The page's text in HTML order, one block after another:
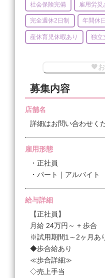
社会保険完備 雇用労災
完全週休2日制 年間休
産休育児休暇あり 独立
募集内容
店舗名
詳細はお問い合わせく
雇用形態
・正社員
・パート｜アルバイト
給与詳細
【正社員】
月給 24万円～ + 歩合
※試用期間1～2ヶ月あ
◆歩合給あり
≪歩合詳細≫
◇売上手当